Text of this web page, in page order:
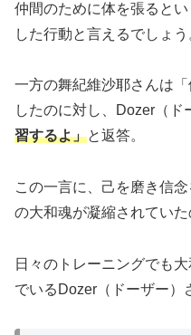
仲間のために体を張ると
した行動と言えるでしょう
一方の舞紀維沙耶さんは
したのに対し、Dozer（ド
習するよ」と返答。
この一言に、己を磨き信
の大和魂が凝縮されていた
日々のトレーニングでも
でいるDozer（ドーザー）